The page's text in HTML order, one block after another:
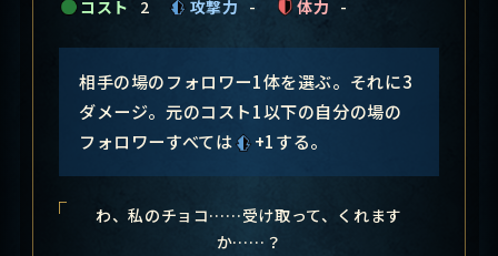
コスト 2 攻撃力 - 体力 -
相手の場のフォロワー1体を選ぶ。それに3
ダメージ。元のコスト1以下の自分の場の
フォロワーすべては
+1する。
わ、私のチョコ……受け取って、くれます
か……？